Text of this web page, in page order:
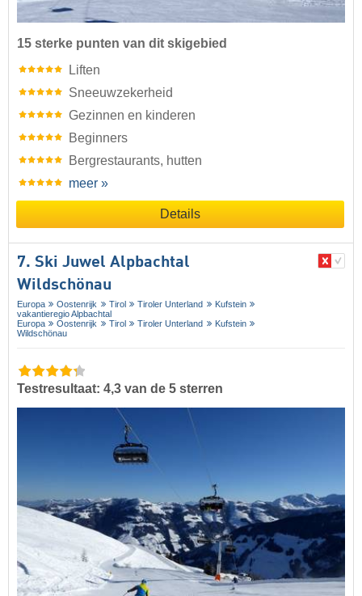
15 sterke punten van dit skigebied
Liften
Sneeuwzekerheid
Gezinnen en kinderen
Beginners
Bergrestaurants, hutten
meer »
Details
7. Ski Juwel Alpbachtal
Wildschönau
Europa Oostenrijk Tirol Tiroler Unterland
Kufstein
vakantieregio Alpbachtal
Europa
Oostenrijk Tirol Tiroler Unterland
Kufstein
Wildschönau
Testresultaat: 4,3 van de 5 sterren